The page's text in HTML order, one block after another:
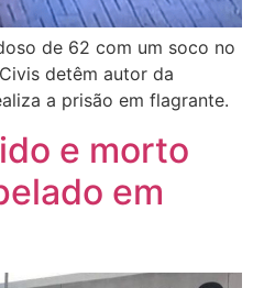
de 62 com um soco no
detêm autor da
a prisão em flagrante.
e morto
em